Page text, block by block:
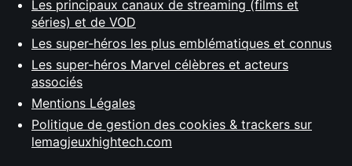
Les principaux canaux de streaming (films et
séries) et de VOD
Les super-héros les plus emblématiques et connus
Les super-héros Marvel célèbres et acteurs
associés
Mentions Légales
Politique de gestion des cookies & trackers sur
lemagjeuxhightech.com